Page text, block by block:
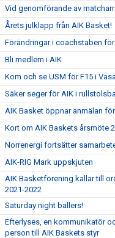
Vid genomförande av
Årets julklapp från AIK Basket!
Förändringar i coachstaben
Bli medlem i AIK
Kom och se USM för F15 i
Säker seger för AIK i
AIK Basket öppnar anmälan
Kort om AIK Baskets årsmöte
Norrenergi fortsätter
AIK-RIG Mark uppskjuten
AIK Basketförening kallar till
2021-2022
Saturday night ballers!
Efterlyses, en kommunikatör
person till AIK Baskets styr